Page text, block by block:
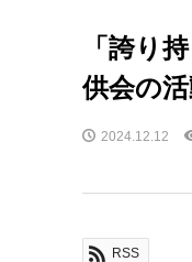
「誇り
供会の
2024.12.12
RSS